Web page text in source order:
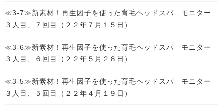
≪3-7≫新素材！再生因子を使った育毛ヘッドスパ モニター
３人目、７回目（２２年７月１５日）
≪3-6≫新素材！再生因子を使った育毛ヘッドスパ モニター
３人目、６回目（２２年５月２８日）
≪3-5≫新素材！再生因子を使った育毛ヘッドスパ モニター
３人目、５回目（２２年４月１９日）